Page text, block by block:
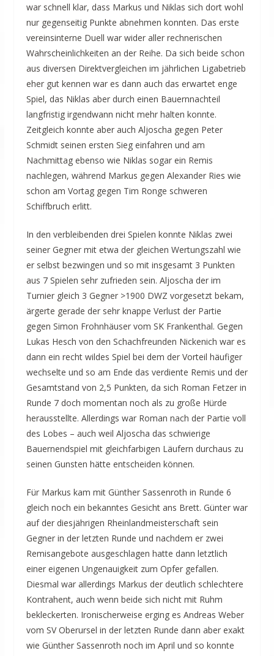
war schnell klar, dass Markus und Niklas sich dort wohl
nur gegenseitig Punkte abnehmen konnten. Das erste
vereinsinterne Duell war wider aller rechnerischen
Wahrscheinlichkeiten an der Reihe. Da sich beide schon
aus diversen Direktvergleichen im jährlichen Ligabetrieb
eher gut kennen war es dann auch das erwartet enge
Spiel, das Niklas aber durch einen Bauernnachteil
langfristig irgendwann nicht mehr halten konnte.
Zeitgleich konnte aber auch Aljoscha gegen Peter
Schmidt seinen ersten Sieg einfahren und am
Nachmittag ebenso wie Niklas sogar ein Remis
nachlegen, während Markus gegen Alexander Ries wie
schon am Vortag gegen Tim Ronge schweren
Schiffbruch erlitt.
In den verbleibenden drei Spielen konnte Niklas zwei
seiner Gegner mit etwa der gleichen Wertungszahl wie
er selbst bezwingen und so mit insgesamt 3 Punkten
aus 7 Spielen sehr zufrieden sein. Aljoscha der im
Turnier gleich 3 Gegner >1900 DWZ vorgesetzt bekam,
ärgerte gerade der sehr knappe Verlust der Partie
gegen Simon Frohnhäuser vom SK Frankenthal. Gegen
Lukas Hesch von den Schachfreunden Nickenich war es
dann ein recht wildes Spiel bei dem der Vorteil häufiger
wechselte und so am Ende das verdiente Remis und der
Gesamtstand von 2,5 Punkten, da sich Roman Fetzer in
Runde 7 doch momentan noch als zu große Hürde
herausstellte. Allerdings war Roman nach der Partie voll
des Lobes – auch weil Aljoscha das schwierige
Bauernendspiel mit gleichfarbigen Läufern durchaus zu
seinen Gunsten hätte entscheiden können.
Für Markus kam mit Günther Sassenroth in Runde 6
gleich noch ein bekanntes Gesicht ans Brett. Günter war
auf der diesjährigen Rheinlandmeisterschaft sein
Gegner in der letzten Runde und nachdem er zwei
Remisangebote ausgeschlagen hatte dann letztlich
einer eigenen Ungenauigkeit zum Opfer gefallen.
Diesmal war allerdings Markus der deutlich schlechtere
Kontrahent, auch wenn beide sich nicht mit Ruhm
bekleckerten. Ironischerweise erging es Andreas Weber
vom SV Oberursel in der letzten Runde dann aber exakt
wie Günther Sassenroth noch im April und so konnte